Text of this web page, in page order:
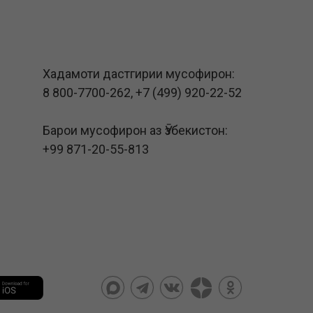
Хадамоти дастгирии мусофирон:
8 800-7700-262,+7 (499) 920-22-52
Барои мусофирон аз Ӯзбекистон:
+99 871-20-55-813